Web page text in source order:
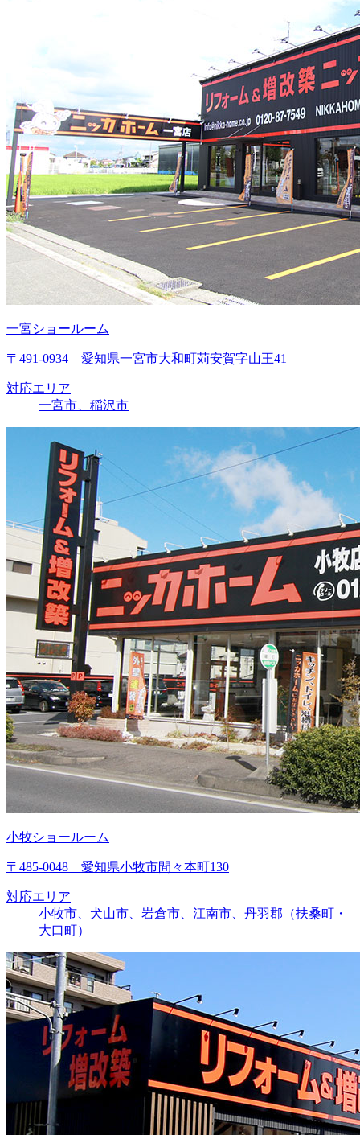
一宮ショールーム
〒491-0934 愛知県一宮市大和町苅安賀字山王41
対応エリア
一宮市、稲沢市
小牧ショールーム
〒485-0048 愛知県小牧市間々本町130
対応エリア
小牧市、犬山市、岩倉市、江南市、丹羽郡（扶桑町・
大口町）